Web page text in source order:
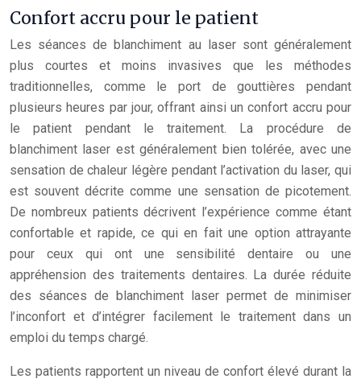
Confort accru pour le patient
Les séances de blanchiment au laser sont généralement
plus courtes et moins invasives que les méthodes
traditionnelles, comme le port de gouttières pendant
plusieurs heures par jour, offrant ainsi un confort accru pour
le patient pendant le traitement. La procédure de
blanchiment laser est généralement bien tolérée, avec une
sensation de chaleur légère pendant l’activation du laser, qui
est souvent décrite comme une sensation de picotement.
De nombreux patients décrivent l’expérience comme étant
confortable et rapide, ce qui en fait une option attrayante
pour ceux qui ont une sensibilité dentaire ou une
appréhension des traitements dentaires. La durée réduite
des séances de blanchiment laser permet de minimiser
l’inconfort et d’intégrer facilement le traitement dans un
emploi du temps chargé.
Les patients rapportent un niveau de confort élevé durant la